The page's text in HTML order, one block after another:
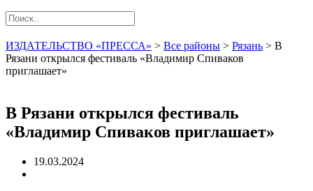
ИЗДАТЕЛЬСТВО «ПРЕССА» > Все районы > Рязань > В
Рязани открылся фестиваль «Владимир Спиваков
приглашает»
В Рязани открылся фестиваль
«Владимир Спиваков приглашает»
19.03.2024